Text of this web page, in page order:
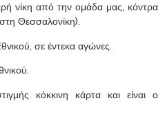
νίκη από την ομάδα μας, κόντρα
Θεσσαλονίκη).
σε έντεκα αγώνες.
κόκκινη κάρτα και είναι ο